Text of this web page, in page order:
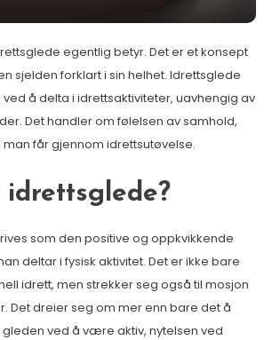
egentlig betyr. Det er et konsept
sjelden forklart i sin helhet. Idrettsglede
å delta i idrettsaktiviteter, uavhengig av
Det handler om følelsen av samhold,
får gjennom idrettsutøvelse.
som den positive og oppkvikkende
deltar i fysisk aktivitet. Det er ikke bare
idrett, men strekker seg også til mosjon
Det dreier seg om mer enn bare det å
ved å være aktiv, nytelsen ved